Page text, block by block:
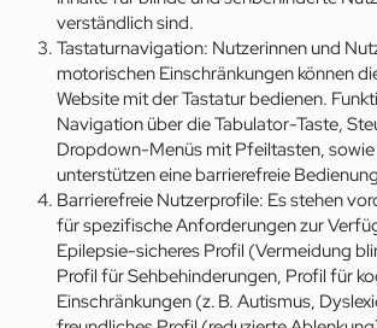
verständlich sind.
Tastaturnavigation: Nutzerinnen und
motorischen Einschränkungen können
Website mit der Tastatur bedienen.
Navigation über die Tabulator-Taste,
Dropdown-Menüs mit Pfeiltasten,
unterstützen eine barrierefreie
Barrierefreie Nutzerprofile: Es stehen
für spezifische Anforderungen zur
Epilepsie-sicheres Profil (Vermeidung
Profil für Sehbehinderungen, Profil für
Einschränkungen (z. B. Autismus,